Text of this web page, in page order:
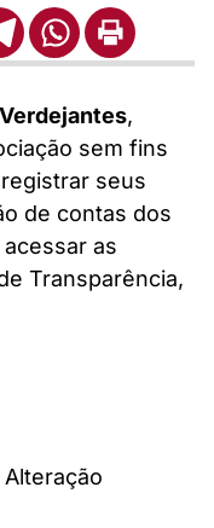
,
sem fins
seus
de contas dos
as
Transparência,
Alteração